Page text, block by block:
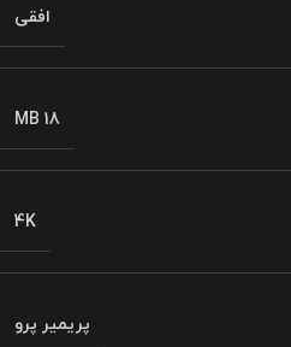
افقی
MB 18
4K
پریمیر پرو